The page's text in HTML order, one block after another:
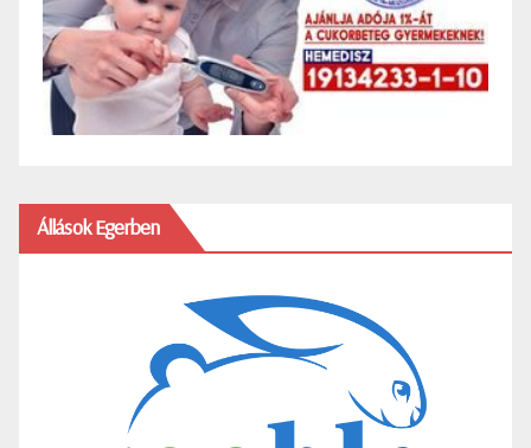
Állások Egerben